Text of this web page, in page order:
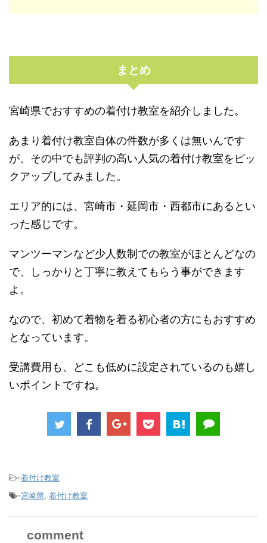
まとめ
宮崎県でおすすめの着付け教室を紹介しました。
あまり着付け教室自体の件数が多くは無いんです
が、その中でも評判の高い人気の着付け教室をピッ
クアップしてみました。
エリア的には、宮崎市・延岡市・西都市にあるとい
った感じです。
マンツーマンなど少人数制での教室がほとんどなの
で、しっかりと丁寧に教えてもらう事ができます
よ。
なので、初めて着物を着る初心者の方にもおすすめ
となっています。
受講費用も、どこも低めに設定されているのも嬉し
いポイントですね。
-着付け教室
-宮崎県, 着付け教室
comment